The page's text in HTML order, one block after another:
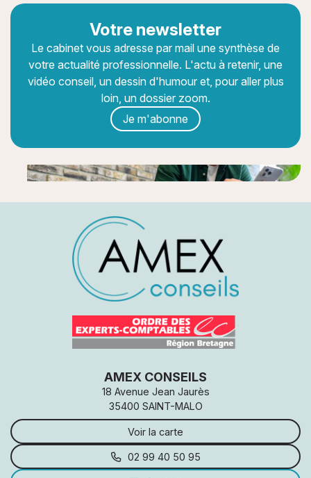
Votre newsletter
Le cabinet vous adresse par mail une synthèse de
votre actualité professionnelle. L'actu à retenir, une
vidéo conseil, un dessin d'humour et, pour aller plus
loin, un dossier zoom.
Je m'abonne
AMEX CONSEILS
18 Avenue Jean Jaurès
35400 SAINT-MALO
Voir la carte
02 99 40 50 95